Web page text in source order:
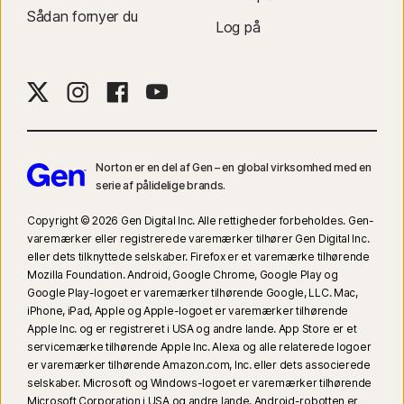
websteder eller blogs) og på Hulu.com (men kun på Windows). Den
fungerer ikke med YouTube- eller Hulu-appsene.
Baseret på en test af otte andre førende VPN-produkter udvalgt af Gen i
VPN Products Performance Benchmarks-rapporten udført af PassMark
Software på bestilling af Gen i november 2023.
For at deaktivere de fleste systembeskeder i Windows skal
fuldskærmstilstand være i brug.
Automatisk beskyttelse mod deepfakes virker kun for videoer på
engelsk på understøttede sociale medier/videoplatforme. Brug manuel
scanning på andre platforme. Kræver Windows 11 eller nyere og en
understøttet browser. Automatisk registrering kræver desuden enten en
AI-pc (minimum 8-kernet Qualcomm- eller Intel-CPU, 16 GB RAM) eller en
ikke-AI-pc (minimum 6-kernet CPU fra et vilkårligt mærke, 16 GB RAM). På
ikke-AI-pc'er med minimum en 4-kernet CPU, 8 GB RAM kan du kun
scanne manuelt. Se alle oplysninger påNorton.com/deepfakesupport
Sådan fornyer du
Log på
Norton er en del af Gen – en global virksomhed med en
serie af pålidelige brands.
Copyright © 2026 Gen Digital Inc. Alle rettigheder forbeholdes. Gen-
varemærker eller registrerede varemærker tilhører Gen Digital Inc.
eller dets tilknyttede selskaber. Firefox er et varemærke tilhørende
Mozilla Foundation. Android, Google Chrome, Google Play og
Google Play-logoet er varemærker tilhørende Google, LLC. Mac,
iPhone, iPad, Apple og Apple-logoet er varemærker tilhørende
Apple Inc. og er registreret i USA og andre lande. App Store er et
servicemærke tilhørende Apple Inc. Alexa og alle relaterede logoer
er varemærker tilhørende Amazon.com, Inc. eller dets associerede
selskaber. Microsoft og Windows-logoet er varemærker tilhørende
Microsoft Corporation i USA og andre lande. Android-robotten er